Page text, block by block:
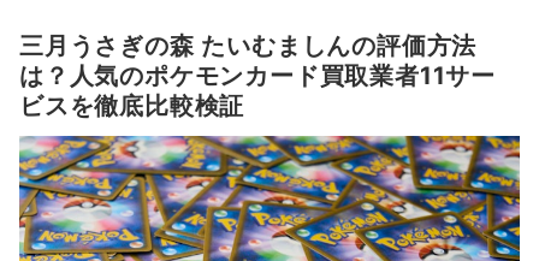
三月うさぎの森 たいむましんの評価方法
は？人気のポケモンカード買取業者11サー
ビスを徹底比較検証